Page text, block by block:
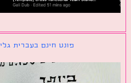
פונט חינם בעברית גלי-עצים gali-wood